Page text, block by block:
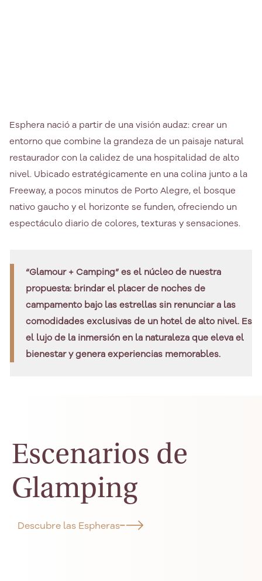
Esphera nació a partir de una visión audaz: crear un
entorno que combine la grandeza de un paisaje natural
restaurador con la calidez de una hospitalidad de alto
nivel. Ubicado estratégicamente en una colina junto a la
Freeway, a pocos minutos de Porto Alegre, el bosque
nativo gaucho y el horizonte se funden, ofreciendo un
espectáculo diario de colores, texturas y sensaciones.
“Glamour + Camping” es el núcleo de nuestra
propuesta: brindar el placer de noches de
campamento bajo las estrellas sin renunciar a las
comodidades exclusivas de un hotel de alto nivel. Es
el lujo de la inmersión en la naturaleza que eleva el
bienestar y genera experiencias memorables.
Escenarios de
Glamping
Descubre las Espheras